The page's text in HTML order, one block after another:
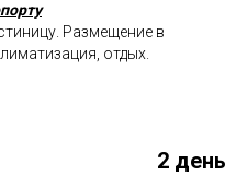
Размещение в
отдых.
2 день